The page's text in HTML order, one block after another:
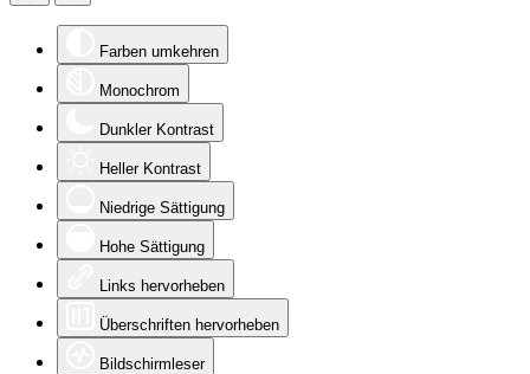
Farben umkehren
Monochrom
Dunkler Kontrast
Heller Kontrast
Niedrige Sättigung
Hohe Sättigung
Links hervorheben
Überschriften hervorheben
Bildschirmleser